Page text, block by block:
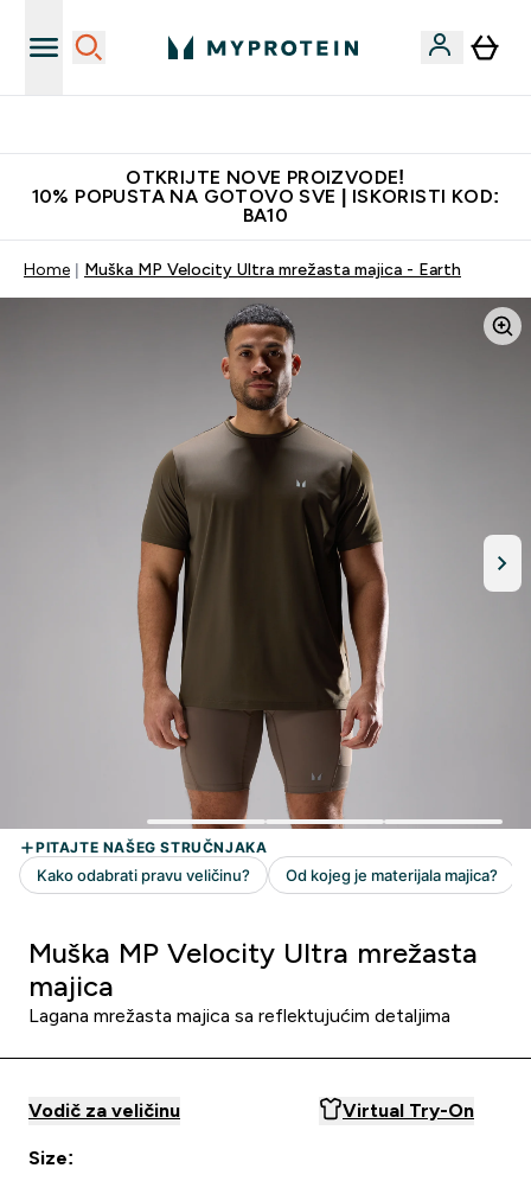
OTKRIJTE NOVE PROIZVODE!
10% POPUSTA NA GOTOVO SVE | ISKORISTI KOD:
BA10
Home Muška MP Velocity Ultra mrežasta majica - Earth
Muška MP Velocity Ultra mrežasta
majica
Lagana mrežasta majica sa reflektujućim detaljima
Vodič za veličinu Virtual Try-On
Size: